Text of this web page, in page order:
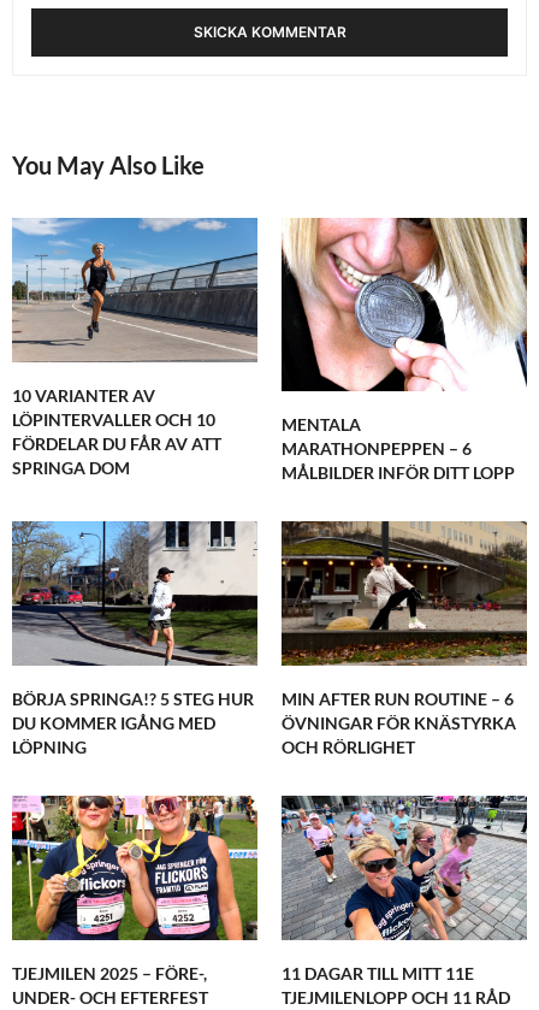
You May Also Like
10 VARIANTER AV
LÖPINTERVALLER OCH 10
FÖRDELAR DU FÅR AV ATT
SPRINGA DOM
MENTALA
MARATHONPEPPEN – 6
MÅLBILDER INFÖR DITT LOPP
BÖRJA SPRINGA!? 5 STEG HUR
DU KOMMER IGÅNG MED
LÖPNING
MIN AFTER RUN ROUTINE – 6
ÖVNINGAR FÖR KNÄSTYRKA
OCH RÖRLIGHET
TJEJMILEN 2025 – FÖRE-,
UNDER- OCH EFTERFEST
11 DAGAR TILL MITT 11E
TJEJMILENLOPP OCH 11 RÅD